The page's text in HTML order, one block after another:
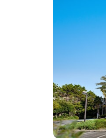
h